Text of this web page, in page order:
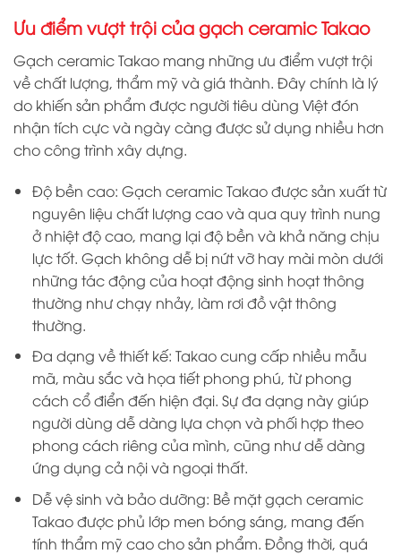
Ưu điểm vượt trội của gạch ceramic Takao
Gạch ceramic Takao mang những ưu điểm vượt trội
về chất lượng, thẩm mỹ và giá thành. Đây chính là lý
do khiến sản phẩm được người tiêu dùng Việt đón
nhận tích cực và ngày càng được sử dụng nhiều hơn
cho công trình xây dựng.
Độ bền cao: Gạch ceramic Takao được sản xuất từ
nguyên liệu chất lượng cao và qua quy trình nung
ở nhiệt độ cao, mang lại độ bền và khả năng chịu
lực tốt. Gạch không dễ bị nứt vỡ hay mài mòn dưới
những tác động của hoạt động sinh hoạt thông
thường như chạy nhảy, làm rơi đồ vật thông
thường.
Đa dạng về thiết kế: Takao cung cấp nhiều mẫu
mã, màu sắc và họa tiết phong phú, từ phong
cách cổ điển đến hiện đại. Sự đa dạng này giúp
người dùng dễ dàng lựa chọn và phối hợp theo
phong cách riêng của mình, cũng như dễ dàng
ứng dụng cả nội và ngoại thất.
Dễ vệ sinh và bảo dưỡng: Bề mặt gạch ceramic
Takao được phủ lớp men bóng sáng, mang đến
tính thẩm mỹ cao cho sản phẩm. Đồng thời, quá